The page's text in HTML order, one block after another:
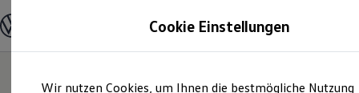
Modelle und Konfigurator
Modelle vergleichen
Cookie Einstellungen
Wir nutzen Cookies, um Ihnen die bestmögliche Nutzung